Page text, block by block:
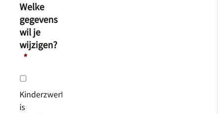
Welke
gegevens
wil je
wijzigen?
*
KinderzwerfboekStation
is